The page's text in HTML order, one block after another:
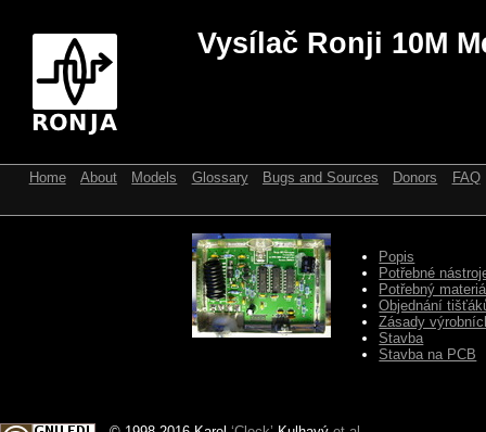
Vysílač Ronji 10M
Home About Models Glossary Bugs and Sources Donors FAQ
Popis
Potřebné
Potřebný
Objednání
Zásady
Stavba
Stavba na PCB